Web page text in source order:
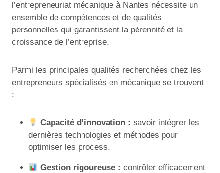
l’entrepreneuriat mécanique à Nantes nécessite un
ensemble de compétences et de qualités
personnelles qui garantissent la pérennité et la
croissance de l’entreprise.
Parmi les principales qualités recherchées chez les
entrepreneurs spécialisés en mécanique se trouvent
:
Capacité d’innovation : savoir intégrer les
dernières technologies et méthodes pour
optimiser les process.
Gestion rigoureuse : contrôler efficacement